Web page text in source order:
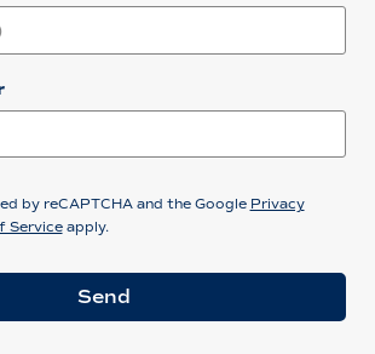
by reCAPTCHA and the Google Privacy
Serviceapply.
Send